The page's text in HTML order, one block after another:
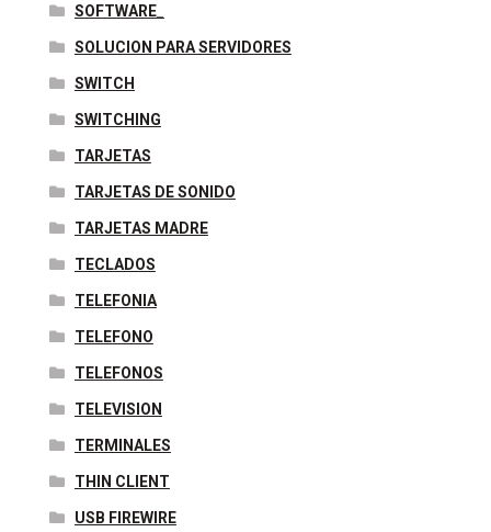
SOFTWARE_
SOLUCION PARA SERVIDORES
SWITCH
SWITCHING
TARJETAS
TARJETAS DE SONIDO
TARJETAS MADRE
TECLADOS
TELEFONIA
TELEFONO
TELEFONOS
TELEVISION
TERMINALES
THIN CLIENT
USB FIREWIRE